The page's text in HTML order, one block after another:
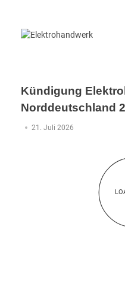
Kündigung
Norddeutschland
21. Juli 2026